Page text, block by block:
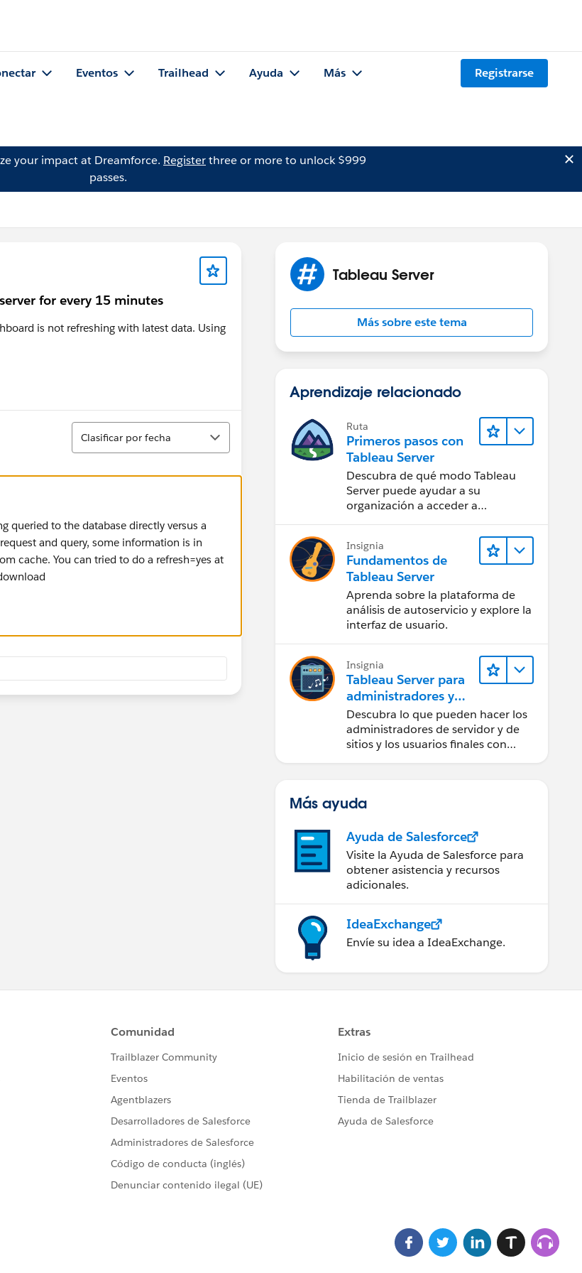
Eventos Trailhead Ayuda Más Registrarse
your impact at Dreamforce. Registerthree or more to unlock $999
passes.
for every 15 minutes
is not refreshing with latest data. Using
Ordenar
Clasificar por fecha
queried to the database directly versus a
and query, some information is in
cache. You can tried to do a refresh=yes at
Tableau Server
Más sobre este tema
Aprendizaje relacionado
Ruta
Primeros pasos con
Tableau Server
Descubra de qué modo Tableau
Server puede ayudar a su
organización a acceder a
Insignia
Fundamentos de
Tableau Server
Aprenda sobre la plataforma de
análisis de autoservicio y explore la
interfaz de usuario.
Insignia
Tableau Server para
administradores y
usuarios finales
Descubra lo que pueden hacer los
administradores de servidor y de
sitios y los usuarios finales con
Más ayuda
Ayuda de Salesforce
Visite la Ayuda de Salesforce para
obtener asistencia y recursos
adicionales.
IdeaExchange
Envíe su idea a IdeaExchange.